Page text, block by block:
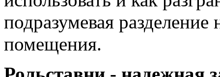
подразумевая разделение
помещения.